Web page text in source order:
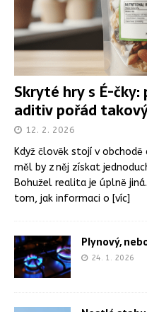
Skryté hry s É-
aditiv pořád
12. 2. 2026
Když člověk stojí v
měl by z něj získat
Bohužel realita je úplně
tom, jak informaci o [víc]
Plynový,
24. 1. 2026